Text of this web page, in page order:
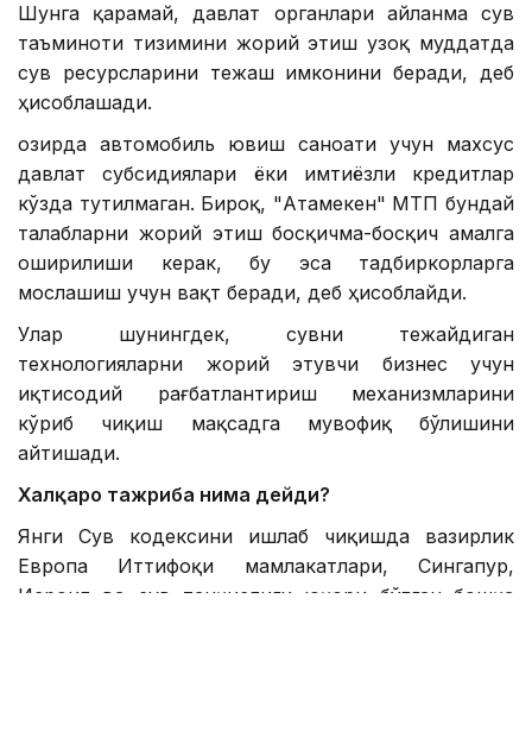
Шунга қарамай, давлат органлари айланма сув
таъминоти тизимини жорий этиш узоқ муддатда
сув ресурсларини тежаш имконини беради, деб
ҳисоблашади.
Ҳозирда автомобиль ювиш саноати учун махсус
давлат субсидиялари ёки имтиёзли кредитлар
кўзда тутилмаган. Бироқ, "Атамекен" МТП бундай
талабларни жорий этиш босқичма-босқич амалга
оширилиши керак, бу эса тадбиркорларга
мослашиш учун вақт беради, деб ҳисоблайди.
Улар шунингдек, сувни тежайдиган
технологияларни жорий этувчи бизнес учун
иқтисодий рағбатлантириш механизмларини
кўриб чиқиш мақсадга мувофиқ бўлишини
айтишади.
Халқаро тажриба нима дейди?
Янги Сув кодексини ишлаб чиқишда вазирлик
Европа Иттифоқи мамлакатлари, Сингапур,
Исроил ва сув танқислиги юқори бўлган бошқа